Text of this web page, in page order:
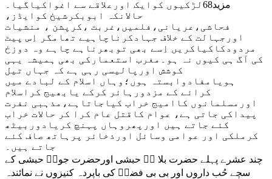
مزید68لڑکیوں کوایک اورعلاقے سے اغواکیاگیا۔
حالانکہ ابوبکرشیخ کوایڈز،
فحاشی،عریانی،فلمیں،غربت ،کرپشن ، منشیات
اورجہالت کے خلاف جہادکرناچاہیے تھامگر اِس پیٹ
مردودکاکیاکریں اِسے بھی توبھرناہے چاہے وہ دوزخ
کی آگ ہی کیوں نہ ہو۔مغرب استعمارکی بھی ہمیشہ یہی
کوشش اورپالیسی رہی ہے کہ جہاں تیل
ہویامفادوابستہ ہوں؛وہاں اسلام کے لبادے میں
کرائے کے مزدورہائر کرکے یابھیج کراسلام
اورمسلمانوں کاامیج خراب کیاجاتاہے،مذہبی نفرت
پیداکی جاتی ہے، عوام کاقتل عام کرا کر حالات خراب
کئے جاتے ہیں اورپھروہاں پہنچ کریادوربیٹھ
کرملکی اور عوامی وسائل اورذخائر پرہاتھ صاف کئے
جاتے ہیں۔
چند عشرے پہلے حضرت بلا لؓ حبشی اورحضرت جونؓ حبشی کے
سچے حُب داروں اور بی بی فضہؓ کی باپردہ کنیزوں نے نمائندہ